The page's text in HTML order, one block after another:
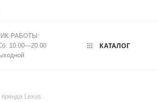
РАБОТЫ:
10.00—20.00
КАТАЛОГ
Lexus